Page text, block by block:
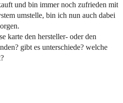
und bin immer noch zufrieden mit
umstelle, bin ich nun auch dabei
karte den hersteller- oder den
gibt es unterschiede? welche